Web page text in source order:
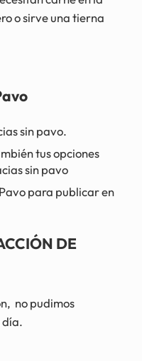
o sirve una tierna
sin pavo.
tus opciones
sin pavo
para publicar en
DE
no pudimos
día.